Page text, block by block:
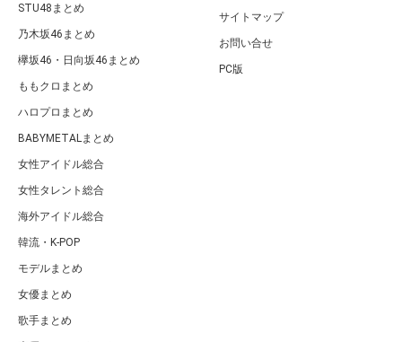
STU48まとめ
乃木坂46まとめ
欅坂46・日向坂46まとめ
ももクロまとめ
ハロプロまとめ
BABYMETALまとめ
女性アイドル総合
女性タレント総合
海外アイドル総合
韓流・K-POP
モデルまとめ
女優まとめ
歌手まとめ
サイトマップ
お問い合せ
PC版